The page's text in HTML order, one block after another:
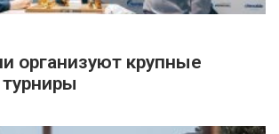
организуют крупные